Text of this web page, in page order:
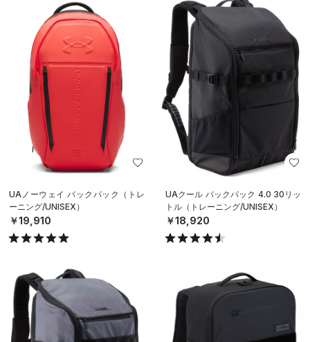
UAノーウェイ バックパック（トレ
ーニング/UNISEX）
￥19,910
UAクール バックパック 4.0 30リッ
トル（トレーニング/UNISEX）
￥18,920